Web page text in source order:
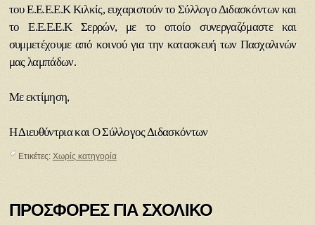
του Ε.Ε.Ε.Ε.Κ Κιλκίς, ευχαριστούν το Σύλλογο Διδασκόντων και
το Ε.Ε.Ε.Ε.Κ Σερρών, με το οποίο συνεργαζόμαστε και
συμμετέχουμεαπό κοινού για την κατασκευή των Πασχαλινών
μας λαμπάδων.
Με εκτίμηση,
Η Διευθύντρια και Ο Σύλλογος Διδασκόντων
Ετικέτες: Χωρίς κατηγορία
ΠΡΟΣΦΟΡΕΣ ΓΙΑ ΣΧΟΛΙΚΟ